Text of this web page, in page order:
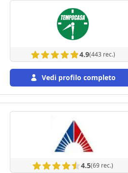
4.9(443 rec.)
Vedi profilo completo
4.5(69 rec.)